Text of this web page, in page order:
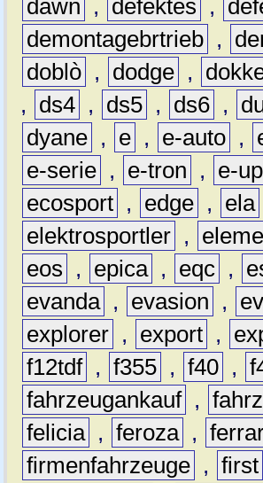
dawn , defektes ,
demontagebrtrieb ,
doblò , dodge ,
,
ds4 , ds5 , ds6 ,
dyane , e , e-auto ,
e-serie , e-tron , e-up
ecosport , edge , ela
elektrosportler ,
eos
, epica , eqc ,
evanda , evasion ,
explorer , export ,
f12tdf , f355 , f40 ,
fahrzeugankauf ,
felicia , feroza ,
firmenfahrzeuge , first